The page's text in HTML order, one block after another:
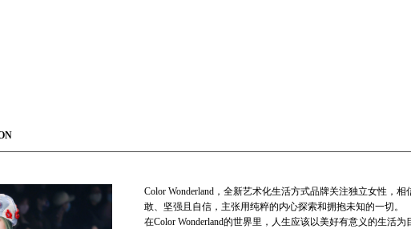
Color Wonderland，全新艺术化生活方式品牌关注独立女性，
敢、坚强且自信，主张用纯粹的内心探索和拥抱未知的一切。
在Color Wonderland的世界里，人生应该以美好有意义的生活